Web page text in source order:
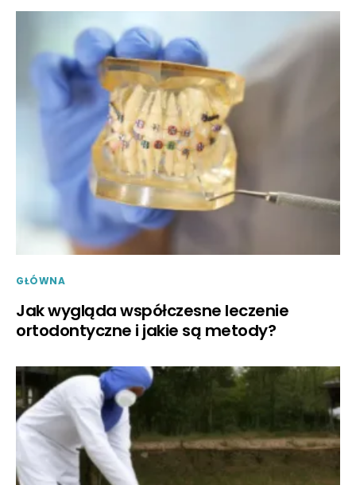
GŁÓWNA
Jak wygląda współczesne leczenie
ortodontyczne i jakie są metody?